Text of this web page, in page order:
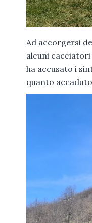
Ad accorgersi
alcuni
ha accusato i
quanto